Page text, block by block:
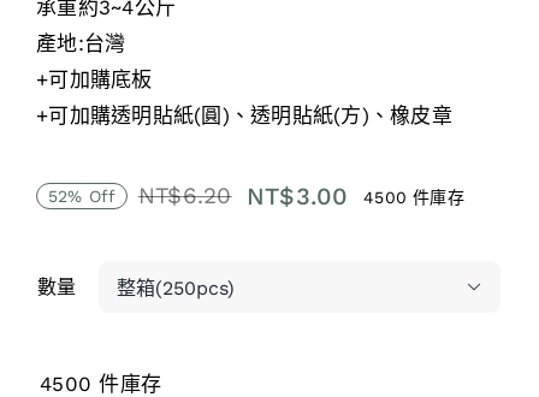
承重約3~4公斤
產地:台灣
+可加購底板
+可加購透明貼紙(圓)、透明貼紙(方)、橡皮章
NT$6.20
原
價
NT$3.00
目
價
52% Off 4500 件庫存
數量 
4500 件庫存